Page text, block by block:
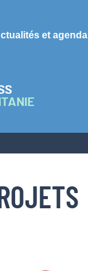
et agenda